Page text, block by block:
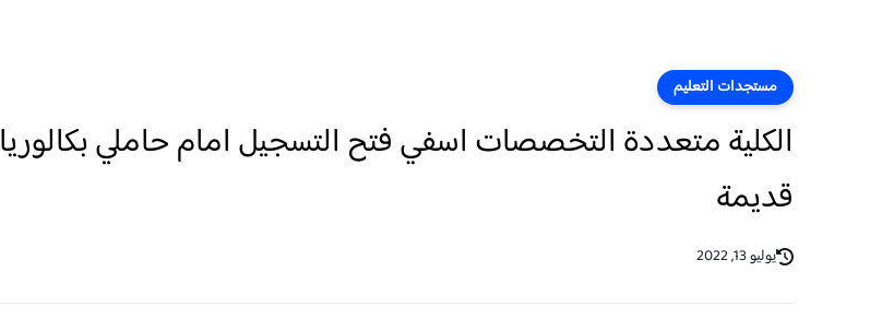
مستجدات التعليم
الكلية متعددة التخصصات اسفي فتح التسجيل امام حاملي بكالوريا
قديمة
يوليو 13, 2022